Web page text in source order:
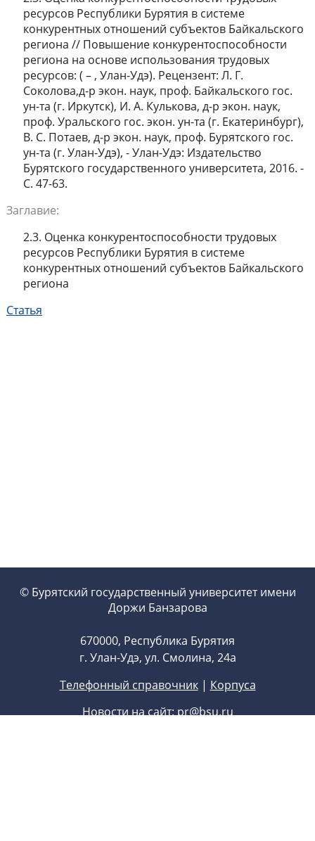
ресурсов Республики Бурятия в системе
конкурентных отношений субъектов Байкальского
региона // Повышение конкурентоспособности
региона на основе использования трудовых
ресурсов: ( – , Улан-Удэ). Рецензент: Л. Г.
Соколова,д-р экон. наук, проф. Байкальского гос.
ун-та (г. Иркутск), И. А. Кулькова, д-р экон. наук,
проф. Уральского гос. экон. ун-та (г. Екатеринбург),
В. С. Потаев, д-р экон. наук, проф. Бурятского гос.
ун-та (г. Улан-Удэ), - Улан-Удэ: Издательство
Бурятского государственного университета, 2016. -
С. 47-63.
Заглавие:
2.3. Оценка конкурентоспособности трудовых
ресурсов Республики Бурятия в системе
конкурентных отношений субъектов Байкальского
региона
Статья
© Бурятский государственный университет имени
Доржи Банзарова
670000, Республика Бурятия
г. Улан-Удэ, ул. Смолина, 24а
Телефонный справочник| Корпуса
Новости на сайт:pr@bsu.ru